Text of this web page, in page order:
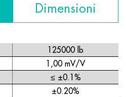
Dimensioni
125000 lb
1,00 mV/V
≤ ±0.1%
±0.20%